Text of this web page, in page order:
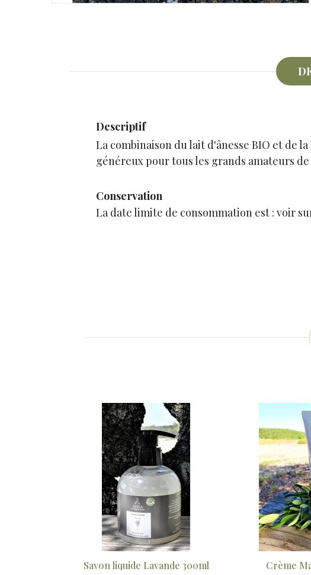
Descriptif
La combinaison du lait d'ânesse BIO et de
généreux pour tous les grands amateurs
Conservation
La date limite de consommation est : voir
Crème Mains & Pieds
Porte